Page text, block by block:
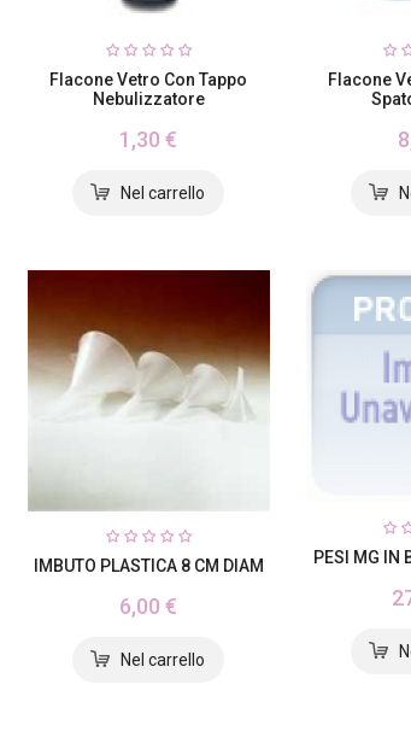
Flacone Vetro Con Tappo
Nebulizzatore
1,30 €
Flacone
IMBUTO PLASTICA 8 CM DIAM
6,00 €
PESI MG IN